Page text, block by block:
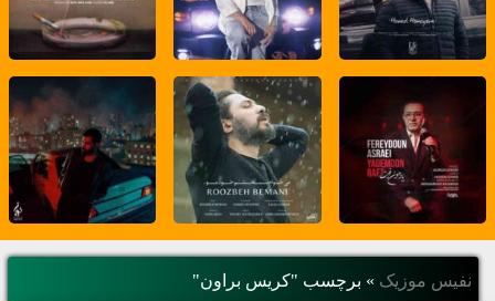
نفیس موزیک » برچسب "کریس براون"